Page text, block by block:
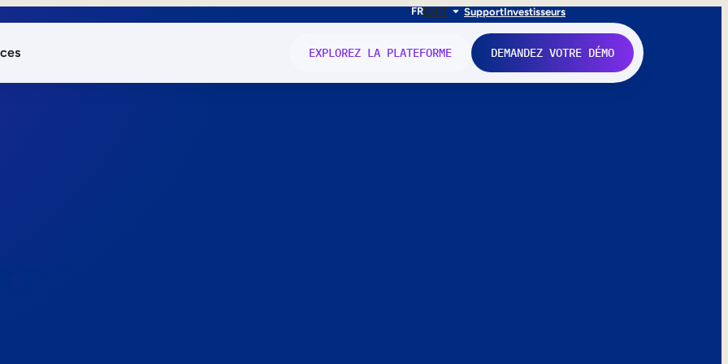
FRENIT SupportInvestisseurs
EXPLOREZ LA PLATEFORME DEMANDEZ VOTRE DÉMO